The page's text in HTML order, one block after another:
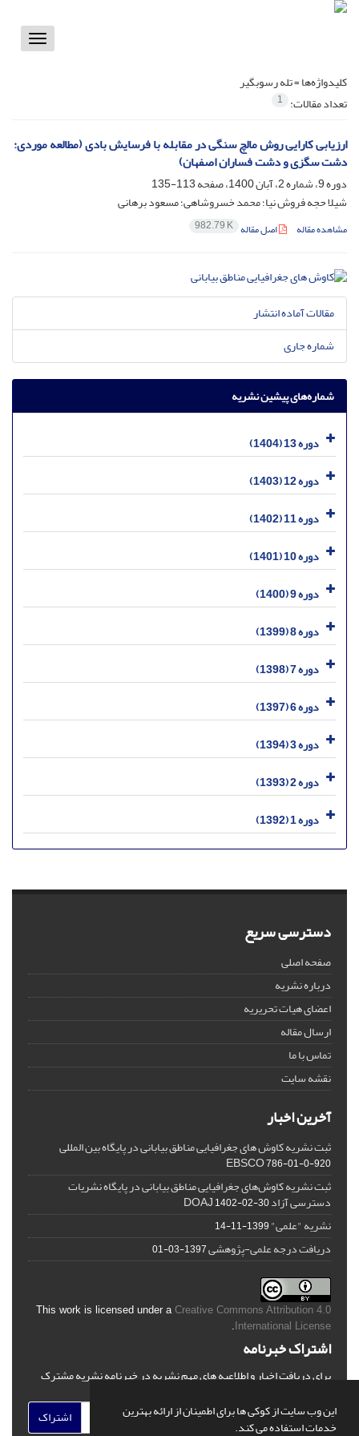
این وب سایت از کوکی ها برای اطمینان از ارائه بهترین
خدمات استفاده می کند.
Toggle
کلیدواژه‌ها =تله رسوبگیر
تعداد مقالات: 1
ارزیابی کارایی روش مالچ سنگی در مقابله با فرسایش بادی (مطالعه موردی:
دشت سگزی و دشت فساران اصفهان)
دوره 9، شماره 2، آبان 1400، صفحه
113-135
شیلا حجه فروش نیا؛ محمد خسروشاهی؛ مسعود برهانی
مشاهده مقاله اصل مقاله 982.79 K
مقالات آماده انتشار
شماره جاری
شماره‌های پیشین نشریه
دوره 13 (1404)
دوره 12 (1403)
دوره 11 (1402)
دوره 10 (1401)
دوره 9 (1400)
دوره 8 (1399)
دوره 7 (1398)
دوره 6 (1397)
دوره 3 (1394)
دوره 2 (1393)
دوره 1 (1392)
دسترسی سریع
صفحه اصلی
درباره نشریه
اعضای هیات تحریریه
ارسال مقاله
تماس با ما
نقشه سایت
آخرین اخبار
ثبت نشریه کاوش های جغرافیایی مناطق بیابانی در پایگاه بین المللی
EBSCO786-01-0-920
ثبت نشریه کاوش‌های جغرافیایی مناطق بیابانی در پایگاه نشریات
دسترسی آزاد DOAJ1402-02-30
نشریه "علمی"1399-11-14
دریافت درجه علمی-پژوهشی1397-03-01
This work is licensed under a Creative Commons Attribution 4.0
International License
.
اشتراک خبرنامه
برای دریافت اخبار و اطلاعیه های مهم نشریه در خبرنامه نشریه مشترک
اشتراک